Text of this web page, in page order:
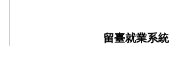
留臺就業系統